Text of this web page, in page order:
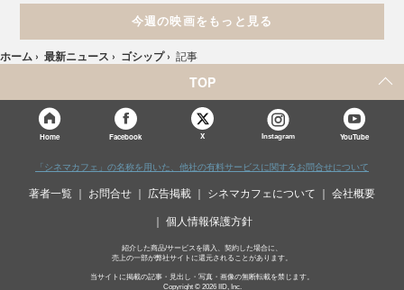
今週の映画をもっと見る
ホーム › 最新ニュース › ゴシップ › 記事
TOP
Home Facebook X Instagram YouTube
「シネマカフェ」の名称を用いた、他社の有料サービスに関するお問合せについて
著者一覧 お問合せ 広告掲載 シネマカフェについて 会社概要
個人情報保護方針
紹介した商品/サービスを購入、契約した場合に、
売上の一部が弊社サイトに還元されることがあります。
当サイトに掲載の記事・見出し・写真・画像の無断転載を禁じます。
Copyright © 2026 IID, Inc.